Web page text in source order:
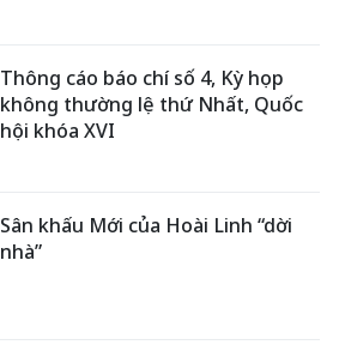
Thông cáo báo chí số 4, Kỳ họp
không thường lệ thứ Nhất, Quốc
hội khóa XVI
Sân khấu Mới của Hoài Linh “dời
nhà”